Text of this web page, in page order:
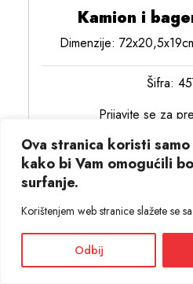
Ova stranica koristi
kako bi Vam omogućili
surfanje.
Korištenjem web stranice slažete se
Odbij
Kamion i
Dimenzije:
Šifra:
Prijavite se za